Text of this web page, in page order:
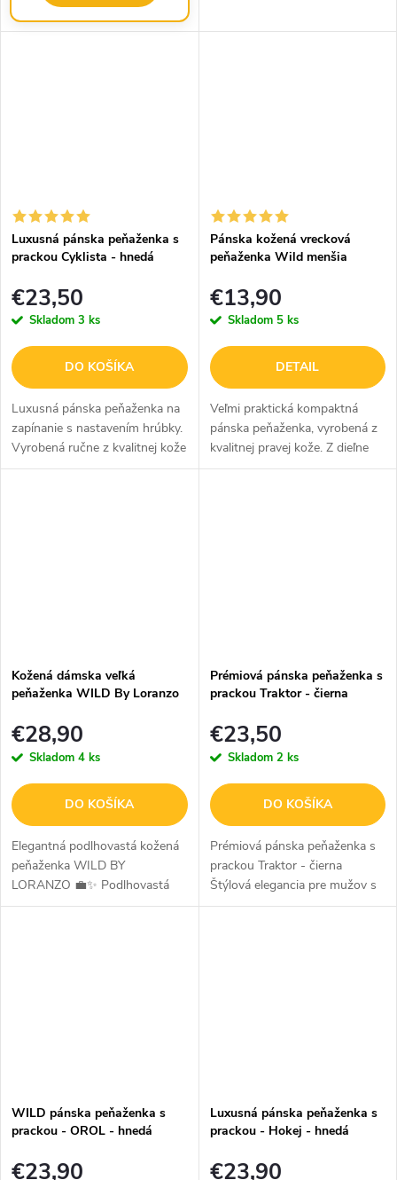
Luxusná pánska peňaženka s
prackou Cyklista - hnedá
€23,50
Skladom 3 ks
DO KOŠÍKA
Luxusná pánska peňaženka na
zapínanie s nastavením hrúbky.
Vyrobená ručne z kvalitnej kože
v hnedej farbe so
Pánska kožená vrecková
peňaženka Wild menšia
€13,90
Skladom 5 ks
DETAIL
Veľmi praktická kompaktná
pánska peňaženka, vyrobená z
kvalitnej pravej kože. Z dieľne
značky Wild, dostupná vo
Kožená dámska veľká
peňaženka WILD By Loranzo
€28,90
Skladom 4 ks
DO KOŠÍKA
Elegantná podlhovastá kožená
peňaženka WILD BY
LORANZO 💼✨ Podlhovastá
kožená peňaženka WILD BY
Prémiová pánska peňaženka s
prackou Traktor - čierna
€23,50
Skladom 2 ks
DO KOŠÍKA
Prémiová pánska peňaženka s
prackou Traktor - čierna
Štýlová elegancia pre mužov s
vášňou pre traktory Prémiová
WILD pánska peňaženka s
prackou - OROL - hnedá
€23,90
Luxusná pánska peňaženka s
prackou - Hokej - hnedá
€23,90